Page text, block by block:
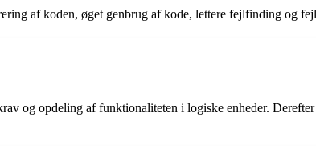
af koden, øget genbrug af kode, lettere fejlfinding og
og opdeling af funktionaliteten i logiske enheder.